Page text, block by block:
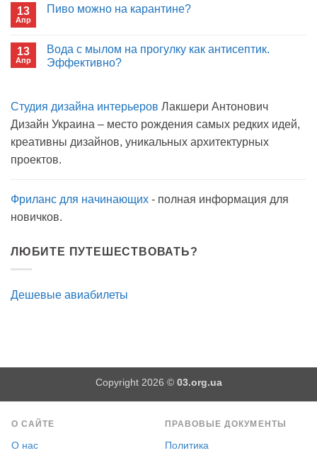
в
Сон
13
Апр
Пиво можно на карантине?
Пиво
можно
13
Апр
Вода с мылом на прогулку как антисептик.
Эффективно?
Вода
мылом
прогулку
антисептик.
Студия дизайна интерьеров Лакшери Антонович
Дизайн Украина – место рождения самых редких идей,
креативны дизайнов, уникальных архитектурных
проектов.
Фриланс для начинающих - полная информация для
новичков.
ЛЮБИТЕ ПУТЕШЕСТВОВАТЬ?
Дешевые авиабилеты
Copyright 2026 © 03.org.ua
О САЙТЕ
О нас
ПРАВОВЫЕ ДОКУМЕНТЫ
Политика